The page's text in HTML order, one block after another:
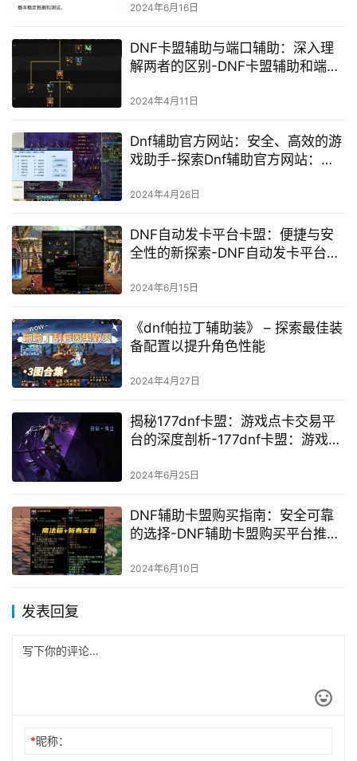
2024年6月16日
DNF卡盟辅助与端口辅助：深入理
解两者的区别-DNF卡盟辅助和端口
2024年4月11日
Dnf辅助官方网站：安全、高效的游
戏助手-探索Dnf辅助官方网站：一
2024年4月26日
DNF自动发卡平台卡盟：便捷与安
全性的新探索-DNF自动发卡平台卡
验
2024年6月15日
《dnf帕拉丁辅助装》 – 探索最佳装
备配置以提升角色性能
2024年4月27日
揭秘177dnf卡盟：游戏点卡交易平
台的深度剖析-177dnf卡盟：游戏充
2024年6月25日
DNF辅助卡盟购买指南：安全可靠
的选择-DNF辅助卡盟购买平台推荐
2024年6月10日
发表回复
*昵称：